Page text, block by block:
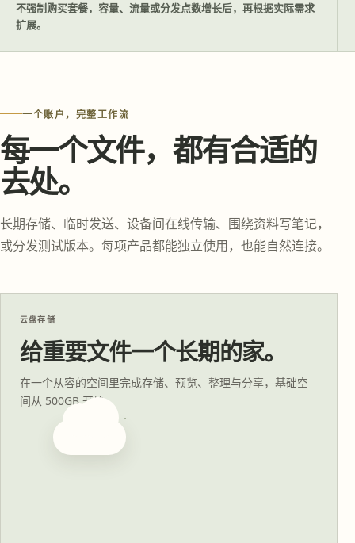
不强制购买套餐，容量、流量或分发点数增长后，再根据实际需求
扩展。
一个账户，完整工作流
每一个文件，都有合适的
去处。
长期存储、临时发送、设备间在线传输、围绕资料写笔记，
或分发测试版本。每项产品都能独立使用，也能自然连接。
云盘存储
给重要文件一个长期的家。
在一个从容的空间里完成存储、预览、整理与分享，基础空
间从 500GB 开始。